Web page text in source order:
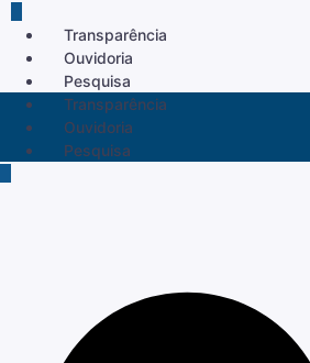
Transparência
Ouvidoria
Pesquisa
Transparência
Ouvidoria
Pesquisa